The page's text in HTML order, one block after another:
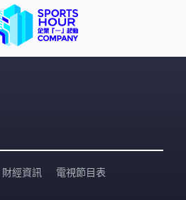
財經資訊 電視節目表